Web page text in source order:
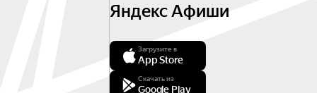
Яндекс Афиши
Загрузите в
App Store
Скачать из
Google Play